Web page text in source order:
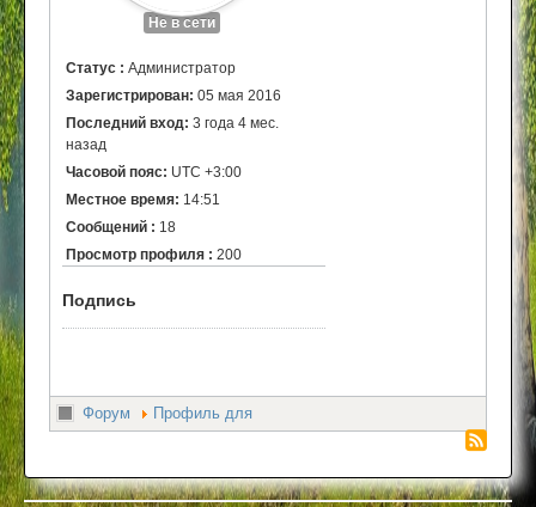
Не в сети
Статус : Администратор
Зарегистрирован: 05 мая 2016
Последний вход: 3 года 4 мес.
назад
Часовой пояс: UTC +3:00
Местное время: 14:51
Сообщений : 18
Просмотр профиля : 200
Подпись
Форум Профиль для